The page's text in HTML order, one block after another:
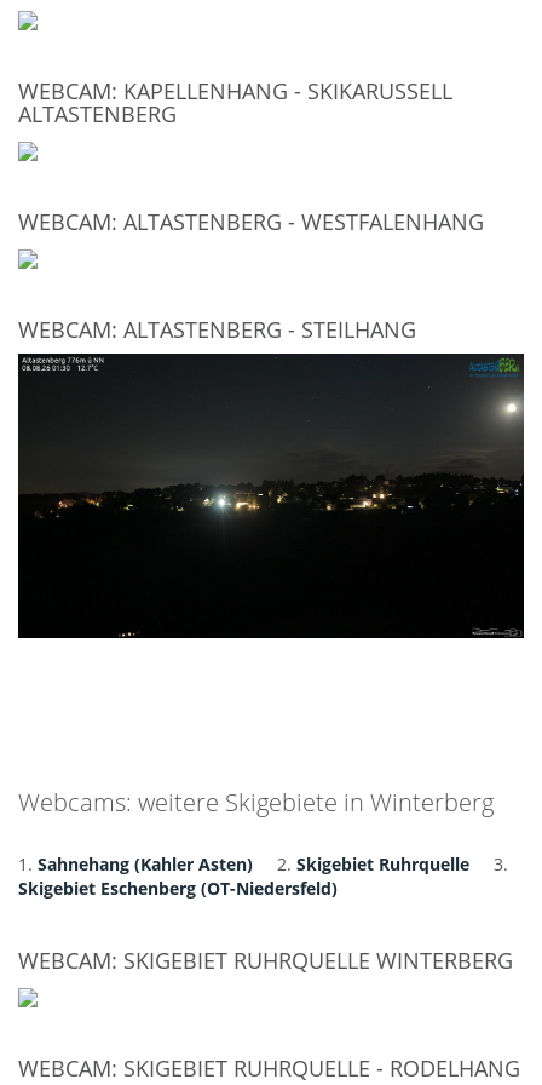
WEBCAM: KAPELLENHANG - SKIKARUSSELL
ALTASTENBERG
WEBCAM: ALTASTENBERG - WESTFALENHANG
WEBCAM: ALTASTENBERG - STEILHANG
Webcams: weitere Skigebiete in Winterberg
1. Sahnehang (Kahler Asten) 2. Skigebiet Ruhrquelle 3.
Skigebiet Eschenberg (OT-Niedersfeld)
WEBCAM: SKIGEBIET RUHRQUELLE WINTERBERG
WEBCAM: SKIGEBIET RUHRQUELLE - RODELHANG